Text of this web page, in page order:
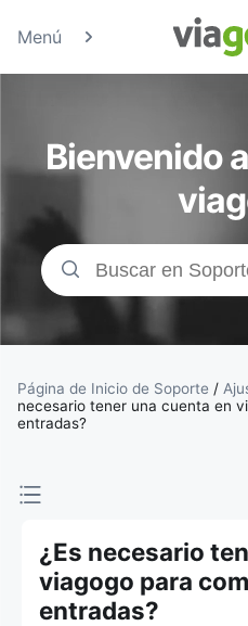
Menú
Bienvenido
Página de Inicio de Soporte /
necesario tener una cuenta en
entradas?
¿Es necesario
viagogo para
entradas?